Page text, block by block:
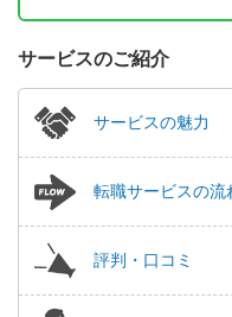
サービスのご紹介
サービスの魅力
転職サービスの流
評判・口コミ